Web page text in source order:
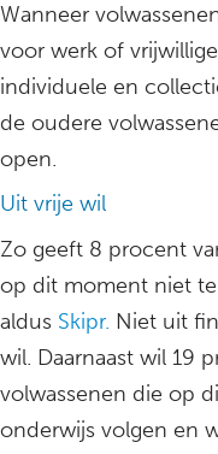
Wanneer
voor werk of
individuele en
de oudere
open.
Uit vrije wil
Zo geeft 8 procent
op dit moment niet
aldus Skipr. Niet uit
wil. Daarnaast wil 19
volwassenen die op
onderwijs volgen en